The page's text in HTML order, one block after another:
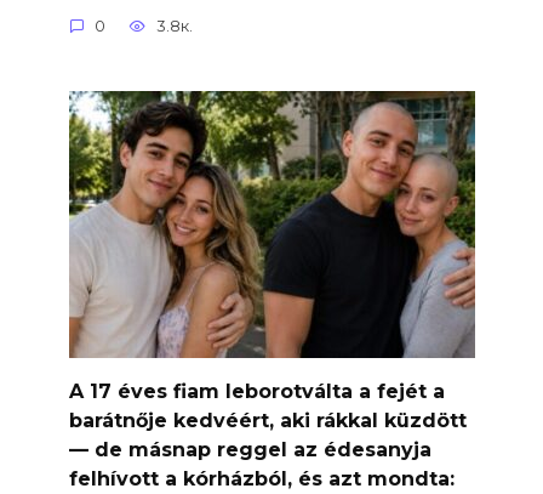
0 3.8к.
A 17 éves fiam leborotválta a fejét a
barátnője kedvéért, aki rákkal küzdött
— de másnap reggel az édesanyja
felhívott a kórházból, és azt mondta: